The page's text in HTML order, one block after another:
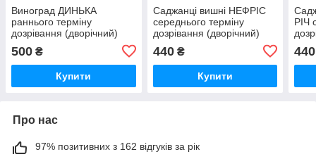
Виноград ДИНЬКА
раннього терміну
дозрівання (дворічний)
500 ₴
Купити
Саджанці вишні НЕФРІС
середнього терміну
дозрівання (дворічний)
440₴
Купити
РІЧ
440
Про нас
97% позитивних з 162 відгуків за рік